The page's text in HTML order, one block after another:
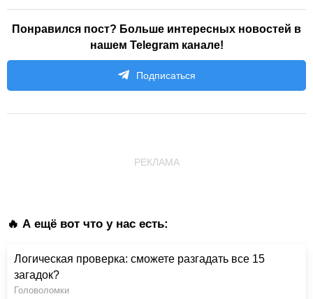
Понравился пост? Больше интересных новостей в
нашем Telegram канале!
Подписаться
РЕКЛАМА
🔥 А ещё вот что у нас есть:
Логическая проверка: сможете разгадать все 15
загадок?
Головоломки